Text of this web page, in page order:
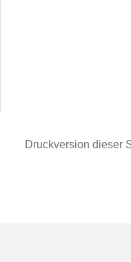
Druckversion dieser